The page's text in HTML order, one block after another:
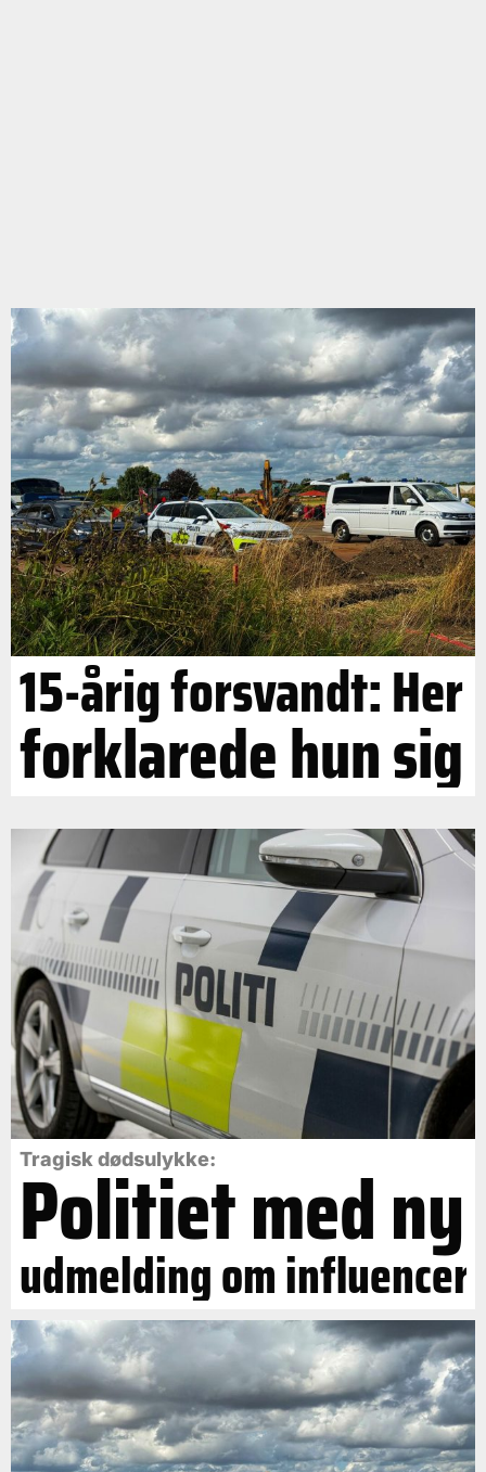
15-årig forsvandt: Her
forklarede hun sig
Tragisk dødsulykke:
Politiet med ny
udmelding om influencer